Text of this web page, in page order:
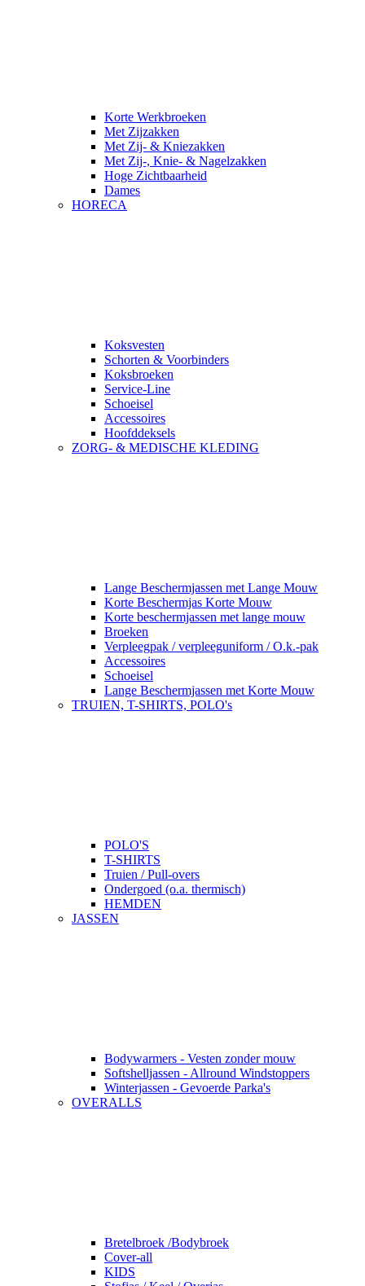
Korte Werkbroeken
Met Zijzakken
Met Zij- & Kniezakken
Met Zij-, Knie- & Nagelzakken
Hoge Zichtbaarheid
Dames
HORECA
Koksvesten
Schorten & Voorbinders
Koksbroeken
Service-Line
Schoeisel
Accessoires
Hoofddeksels
ZORG- & MEDISCHE KLEDING
Lange Beschermjassen met Lange Mouw
Korte Beschermjas Korte Mouw
Korte beschermjassen met lange mouw
Broeken
Verpleegpak / verpleeguniform / O.k.-pak
Accessoires
Schoeisel
Lange Beschermjassen met Korte Mouw
TRUIEN, T-SHIRTS, POLO's
POLO'S
T-SHIRTS
Truien / Pull-overs
Ondergoed (o.a. thermisch)
HEMDEN
JASSEN
Bodywarmers - Vesten zonder mouw
Softshelljassen - Allround Windstoppers
Winterjassen - Gevoerde Parka's
OVERALLS
Bretelbroek /Bodybroek
Cover-all
KIDS